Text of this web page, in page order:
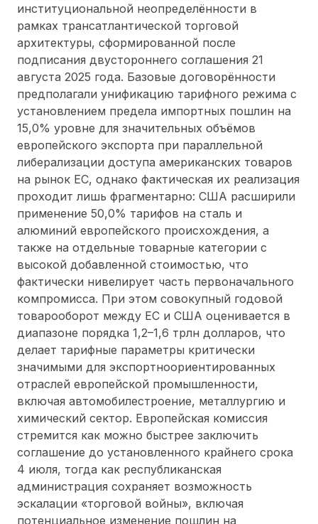
институциональной неопределённости в
рамках трансатлантической торговой
архитектуры, сформированной после
подписания двустороннего соглашения 21
августа 2025 года. Базовые договорённости
предполагали унификацию тарифного режима с
установлением предела импортных пошлин на
15,0% уровне для значительных объёмов
европейского экспорта при параллельной
либерализации доступа американских товаров
на рынок ЕС, однако фактическая их реализация
проходит лишь фрагментарно: США расширили
применение 50,0% тарифов на сталь и
алюминий европейского происхождения, а
также на отдельные товарные категории с
высокой добавленной стоимостью, что
фактически нивелирует часть первоначального
компромисса. При этом совокупный годовой
товарооборот между ЕС и США оценивается в
диапазоне порядка 1,2–1,6 трлн долларов, что
делает тарифные параметры критически
значимыми для экспортноориентированных
отраслей европейской промышленности,
включая автомобилестроение, металлургию и
химический сектор. Европейская комиссия
стремится как можно быстрее заключить
соглашение до установленного крайнего срока
4 июля, тогда как республиканская
администрация сохраняет возможность
эскалации «торговой войны», включая
потенциальное изменение пошлин на